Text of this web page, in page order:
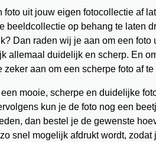
foto uit jouw eigen fotocollectie af
beeldcollectie op behang te laten
Dan raden wij je aan om een foto
allemaal duidelijk en scherp. En
zeker aan om een scherpe foto af
mooie, scherpe en duidelijke
kun je de foto nog een
dan bestel je de gewenste
snel mogelijk afdrukt wordt,